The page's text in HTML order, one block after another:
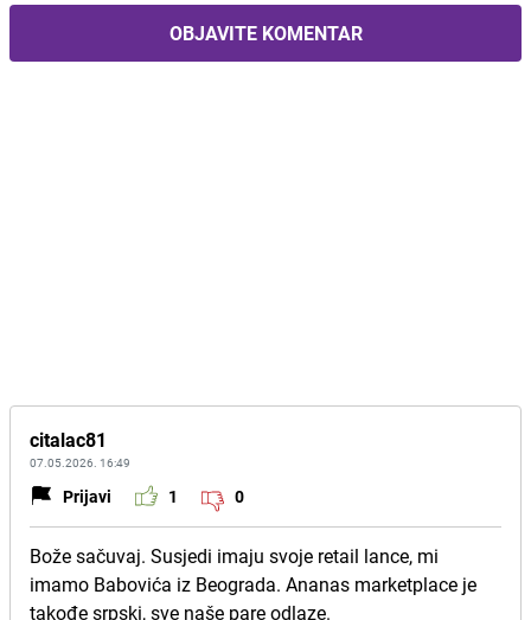
OBJAVITE KOMENTAR
citalac81
07.05.2026. 16:49
Prijavi 1 0
Bože sačuvaj. Susjedi imaju svoje retail lance, mi
imamo Babovića iz Beograda. Ananas marketplace je
takođe srpski, sve naše pare odlaze.